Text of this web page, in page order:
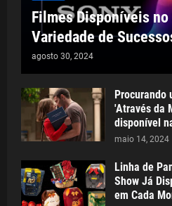
Filmes Disponíveis no
Variedade de
agosto 30, 2024
Procurando
'Através da
disponível
maio 14, 2024
Linha de
Show Já
em Cada